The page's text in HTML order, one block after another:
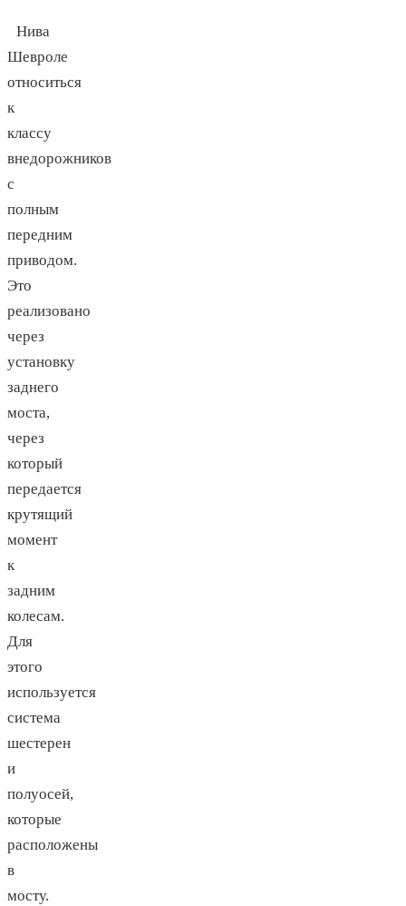
Нива
Шевроле
относиться
к
классу
внедорожников
с
полным
передним
приводом.
Это
реализовано
через
установку
заднего
моста,
через
который
передается
крутящий
момент
к
задним
колесам.
Для
этого
используется
система
шестерен
и
полуосей,
которые
расположены
в
мосту.